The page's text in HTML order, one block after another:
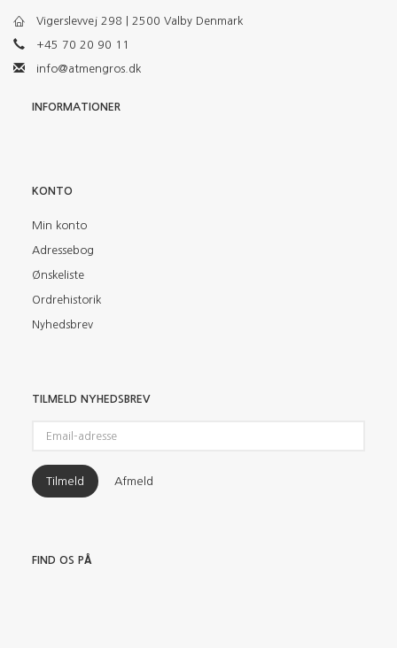
Vigerslevvej 298 | 2500 Valby Denmark
+45 70 20 90 11
info@atmengros.dk
INFORMATIONER
KONTO
Min konto
Adressebog
Ønskeliste
Ordrehistorik
Nyhedsbrev
TILMELD NYHEDSBREV
adresse
Tilmeld Afmeld
FIND OS PÅ